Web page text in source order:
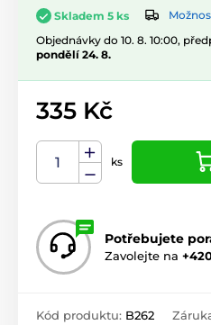
Skladem 5 ks
Objednávky do 10. 8. 10:00,
pondělí 24. 8.
335 Kč
ks
Potřebujete
Zavolejte na
Kód produktu: B262